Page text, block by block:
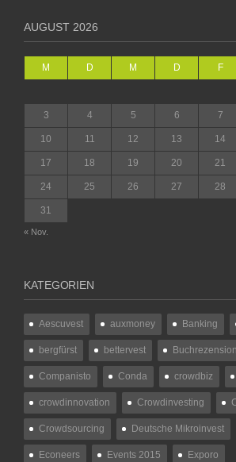
AUGUST 2026
M D M D F
3 4 5 6 7
10 11 12 13 14
17 18 19 20 21
24 25 26 27 28
31
« Nov.
KATEGORIEN
Aescuvest auxmoney Banking
bergfürst bettervest Buchrezension
Companisto Conda crowdbiz
crowdinnovation Crowdinvesting
Crowdsourcing Deutsche Mikroinvest
Econeers Events 2015 Exporo